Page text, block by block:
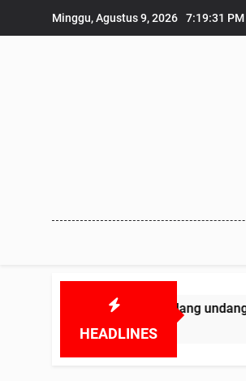
Minggu, Agustus 9, 2026 7:19:32 PM
HEADLINES
Undang undang Kesehatan